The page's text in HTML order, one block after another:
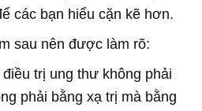
các bạn hiểu cặn kẽ hơn.
sau nên được làm rõ:
trị ung thư không phải
phải bằng xạ trị mà bằng